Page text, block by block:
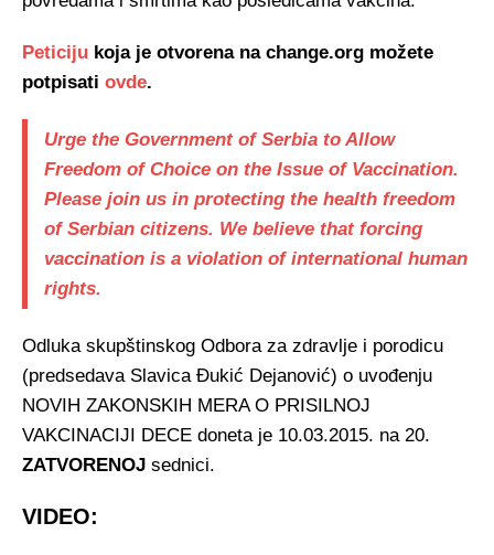
Peticiju koja je otvorena na change.org možete
potpisati ovde.
Urge the Government of Serbia to Allow
Freedom of Choice on the Issue of Vaccination.
Please join us in protecting the health freedom
of Serbian citizens. We believe that forcing
vaccination is a violation of international human
rights.
Odluka skupštinskog Odbora za zdravlje i porodicu
(predsedava Slavica Đukić Dejanović) o uvođenju
NOVIH ZAKONSKIH MERA O PRISILNOJ
VAKCINACIJI DECE doneta je 10.03.2015. na 20.
ZATVORENOJ sednici.
VIDEO: